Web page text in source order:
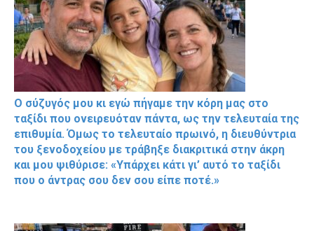
Ο σύζυγός μου κι εγώ πήγαμε την κόρη μας στο
ταξίδι που ονειρευόταν πάντα, ως την τελευταία της
επιθυμία. Όμως το τελευταίο πρωινό, η διευθύντρια
του ξενοδοχείου με τράβηξε διακριτικά στην άκρη
και μου ψιθύρισε: «Υπάρχει κάτι γι’ αυτό το ταξίδι
που ο άντρας σου δεν σου είπε ποτέ.»